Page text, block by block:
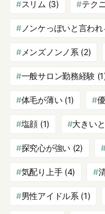
スリム (3) テク
ノンケっぽいと言われ
メンズノンノ系 (2)
一般サロン勤務経験
体毛が薄い(1)
塩顔 (1) 大きい
探究心が強い(2)
気配り上手(4)
男性アイドル系 (1)